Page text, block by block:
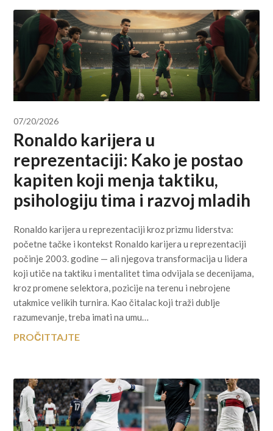
07/20/2026
Ronaldo karijera u
reprezentaciji: Kako je postao
kapiten koji menja taktiku,
psihologiju tima i razvoj mladih
Ronaldo karijera u reprezentaciji kroz prizmu liderstva:
početne tačke i kontekst Ronaldo karijera u reprezentaciji
počinje 2003. godine — ali njegova transformacija u lidera
koji utiče na taktiku i mentalitet tima odvijala se decenijama,
kroz promene selektora, pozicije na terenu i nebrojene
utakmice velikih turnira. Kao čitalac koji traži dublje
razumevanje, treba imati na umu…
PROČITTAJTE